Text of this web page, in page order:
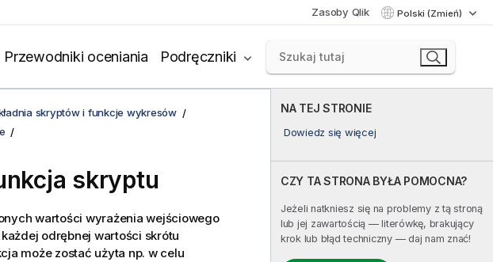
Zasoby Qlik Polski (Zmień)
Przewodniki oceniania Podręczniki
NA TEJ STRONIE
Dowiedz się więcej
CZY TA STRONA BYŁA POMOCNA?
Jeżeli natkniesz się na problemy z tą stroną
lub jej zawartością — literówkę, brakujący
krok lub błąd techniczny — daj nam znać!
skryptów i funkcje wykresów
skryptu
wartości wyrażenia wejściowego
odrębnej wartości skrótu
może zostać użyta np. w celu